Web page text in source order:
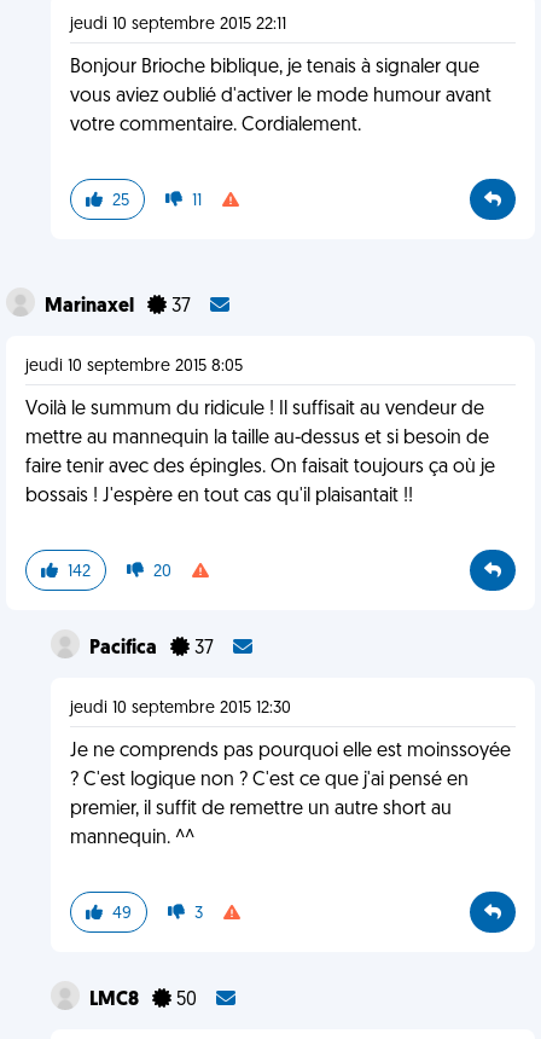
jeudi 10 septembre 2015 22:11
Bonjour Brioche biblique, je tenais à signaler que
vous aviez oublié d'activer le mode humour avant
votre commentaire. Cordialement.
25 11
Marinaxel 37
jeudi 10 septembre 2015 8:05
Voilà le summum du ridicule ! Il suffisait au vendeur de
mettre au mannequin la taille au-dessus et si besoin de
faire tenir avec des épingles. On faisait toujours ça où je
bossais ! J'espère en tout cas qu'il plaisantait !!
142 20
Pacifica 37
jeudi 10 septembre 2015 12:30
Je ne comprends pas pourquoi elle est moinssoyée
? C'est logique non ? C'est ce que j'ai pensé en
premier, il suffit de remettre un autre short au
mannequin. ^^
49 3
LMC8 50